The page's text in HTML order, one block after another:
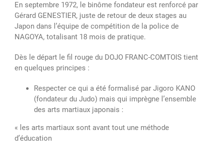
En septembre 1972, le binôme fondateur est renforcé par
Gérard GENESTIER, juste de retour de deux stages au
Japon dans l’équipe de compétition de la police de
NAGOYA, totalisant 18 mois de pratique.
Dès le départ le fil rouge du DOJO FRANC-COMTOIS tient
en quelques principes :
Respecter ce qui a été formalisé par Jigoro KANO
(fondateur du Judo) mais qui imprègne l’ensemble
des arts martiaux japonais :
« les arts martiaux sont avant tout une méthode
d’éducation